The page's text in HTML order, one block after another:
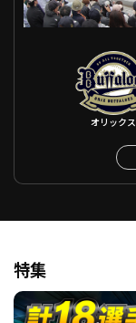
オリックス
特集